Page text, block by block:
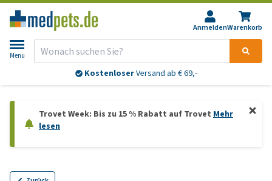
AnmeldenWarenkorb
Menu
KostenloserVersand ab € 69,-
Trovet Week: Bis zu 15 % Rabatt auf Trovet Mehr
lesen